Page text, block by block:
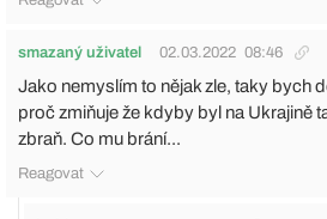
smazaný uživatel 02.03.2022 08:46
Jako nemyslím to nějak zle, taky bych
proč zmiňuje že kdyby byl na Ukrajině
zbraň. Co mu brání...
Reagovat